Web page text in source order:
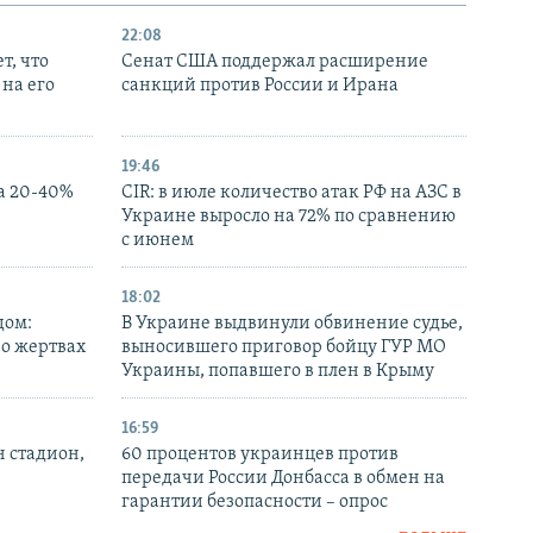
что
его
22:08
Сенат США поддержал расширение
санкций против России и Ирана
20-40%
19:46
CIR: в июле количество атак РФ на АЗС в
Украине выросло на 72% по сравнению
с июнем
жертвах
18:02
В Украине выдвинули обвинение судье,
выносившего приговор бойцу ГУР МО
Украины, попавшего в плен в Крыму
стадион,
16:59
60 процентов украинцев против
передачи России Донбасса в обмен на
гарантии безопасности – опрос